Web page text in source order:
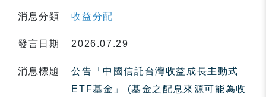
消息分類 收益分配
發言日期 2026.07.29
消息標題
公告「中國信託台灣收益成長主動式
ETF基金」 (基金之配息來源可能為收